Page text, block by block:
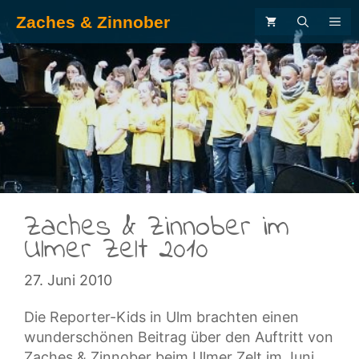
Inhalt
springen
Zaches & Zinnober
.
Zaches & Zinnober im
Ulmer Zelt 2010
27. Juni 2010
Die Reporter-Kids in Ulm brachten einen
wunderschönen Beitrag über den Auftritt von